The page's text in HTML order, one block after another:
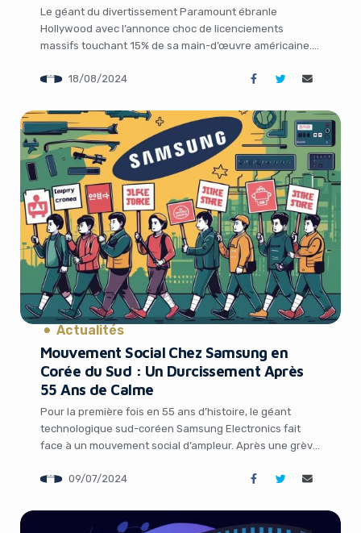
Le géant du divertissement Paramount ébranle
Hollywood avec l’annonce choc de licenciements
massifs touchant 15% de sa main-d’œuvre américaine.
turbulences financières et de bouleversements majeurs
d’envergure avec Skydance Media. Plongeons au cœur
de cette crise pour en […]
18/08/2024
Actualités
Mouvement Social Chez Samsung en
Corée du Sud : Un Durcissement Après
55 Ans de Calme
Pour la première fois en 55 ans d’histoire, le géant
technologique sud-coréen Samsung Electronics fait
face à un mouvement social d’ampleur. Après une grève
avec trois jours de débrayage qui ont débuté lundi. Au
congés payés. Une mobilisation […]
09/07/2024